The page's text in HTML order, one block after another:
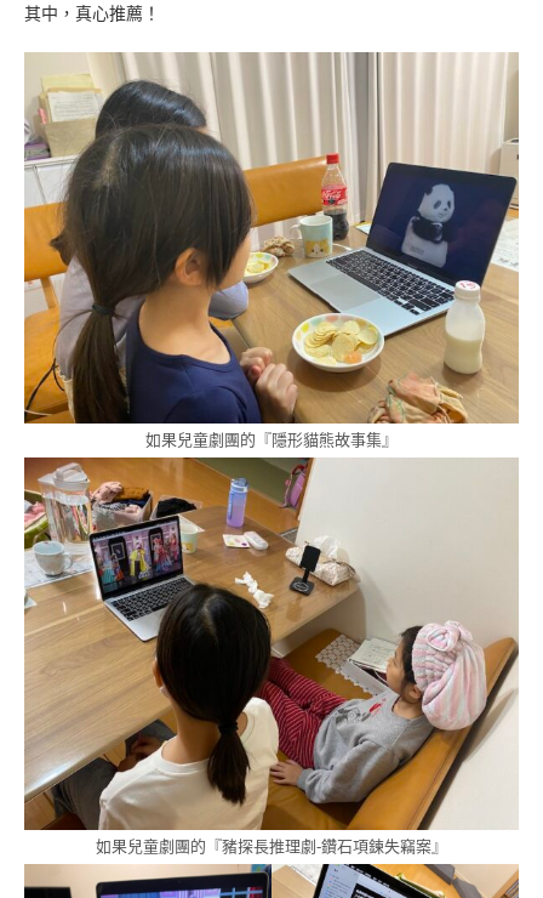
其中，真心推薦！
如果兒童劇團的『隱形貓熊故事集』
如果兒童劇團的『豬探長推理劇-鑽石項鍊失竊案』